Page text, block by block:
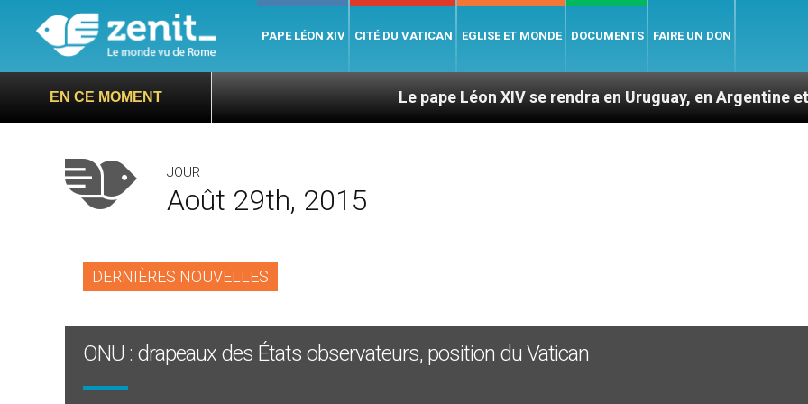
PAPE LÉON XIV CITÉ DU VATICAN EGLISE ET MONDE DOCUMENTS FAIRE UN DON
EN CE MOMENT Le pape Léon XIV se rendra en Uruguay, en Argentine et au Pérou
JOUR
Août 29th, 2015
DERNIÈRES NOUVELLES
ONU : drapeaux des États observateurs, position du Vatican